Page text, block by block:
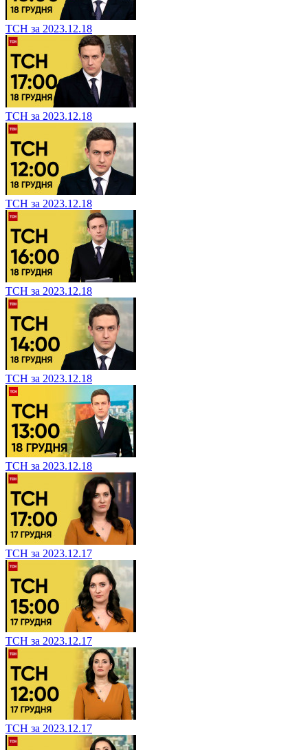
ТСН за 2023.12.18
ТСН за 2023.12.18
ТСН за 2023.12.18
ТСН за 2023.12.18
ТСН за 2023.12.18
ТСН за 2023.12.18
ТСН за 2023.12.17
ТСН за 2023.12.17
ТСН за 2023.12.17